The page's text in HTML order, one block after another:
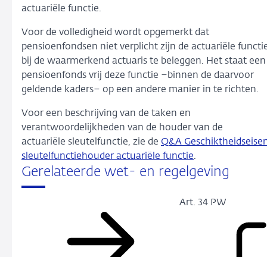
actuariële functie.
Voor de volledigheid wordt opgemerkt dat
pensioenfondsen niet verplicht zijn de actuariële
bij de waarmerkend actuaris te beleggen. Het staat een
pensioenfonds vrij deze functie –binnen de daarvoor
geldende kaders– op een andere manier in te richten.
Voor een beschrijving van de taken en
verantwoordelijkheden van de houder van de
actuariële sleutelfunctie, zie de Q&A
sleutelfunctiehouder actuariële functie.
Gerelateerde wet- en regelgeving
Art. 34 PW